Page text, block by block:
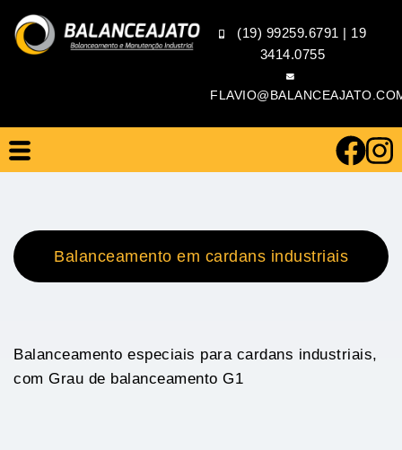
(19) 99259.6791 | 19
3414.0755
Balanceamento em cardans industriais
Balanceamento especiais para cardans industriais,
com Grau de balanceamento G1